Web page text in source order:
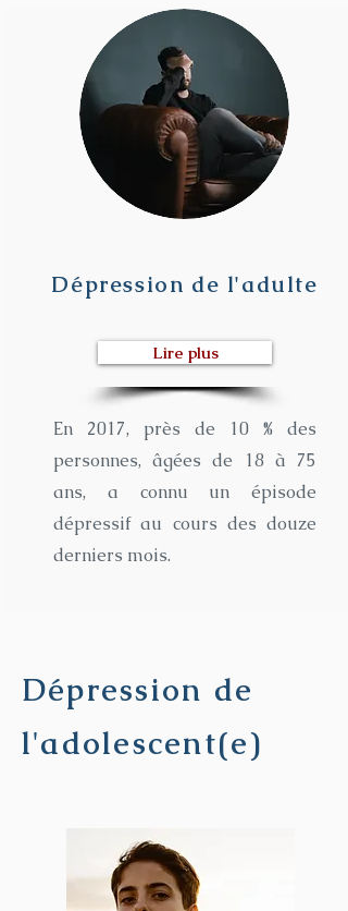
Dépression de l'adulte
Lire plus
En 2017, près de 10 % des
personnes, âgées de 18 à 75
ans, a connu un épisode
dépressif au cours des douze
derniers mois.
Dépression de
l'adolescent(e)